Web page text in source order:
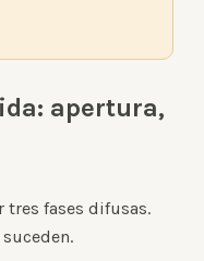
apertura,
tres fases difusas.